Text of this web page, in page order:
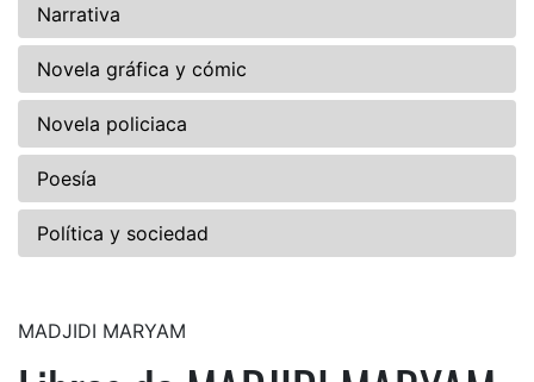
Narrativa
Novela gráfica y cómic
Novela policiaca
Poesía
Política y sociedad
MADJIDI MARYAM